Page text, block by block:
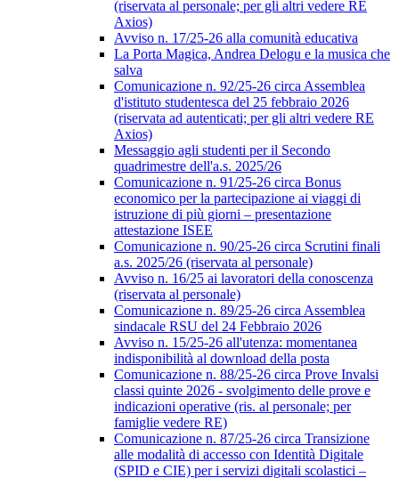
(riservata al personale; per gli altri vedere RE
Axios)
Avviso n. 17/25-26 alla comunità educativa
La Porta Magica, Andrea Delogu e la musica che
salva
Comunicazione n. 92/25-26 circa Assemblea
d'istituto studentesca del 25 febbraio 2026
(riservata ad autenticati; per gli altri vedere RE
Axios)
Messaggio agli studenti per il Secondo
quadrimestre dell'a.s. 2025/26
Comunicazione n. 91/25-26 circa Bonus
economico per la partecipazione ai viaggi di
istruzione di più giorni – presentazione
attestazione ISEE
Comunicazione n. 90/25-26 circa Scrutini finali
a.s. 2025/26 (riservata al personale)
Avviso n. 16/25 ai lavoratori della conoscenza
(riservata al personale)
Comunicazione n. 89/25-26 circa Assemblea
sindacale RSU del 24 Febbraio 2026
Avviso n. 15/25-26 all'utenza: momentanea
indisponibilità al download della posta
Comunicazione n. 88/25-26 circa Prove Invalsi
classi quinte 2026 - svolgimento delle prove e
indicazioni operative (ris. al personale; per
famiglie vedere RE)
Comunicazione n. 87/25-26 circa Transizione
alle modalità di accesso con Identità Digitale
(SPID e CIE) per i servizi digitali scolastici –